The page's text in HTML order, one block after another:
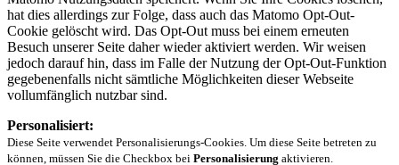
hat dies allerdings zur Folge, dass auch das Matomo Opt-Out-
Cookie gelöscht wird. Das Opt-Out muss bei einem erneuten
Besuch unserer Seite daher wieder aktiviert werden. Wir weisen
jedoch darauf hin, dass im Falle der Nutzung der Opt-Out-Funktion
gegebenenfalls nicht sämtliche Möglichkeiten dieser Webseite
vollumfänglich nutzbar sind.
Personalisiert:
Diese Seite verwendet Personalisierungs-Cookies. Um diese Seite betreten zu
können, müssen Sie die Checkbox bei Personalisierung aktivieren.